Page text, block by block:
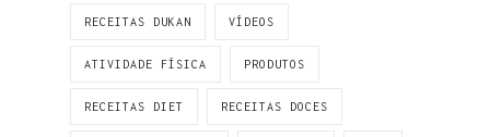
RECEITAS DUKAN VÍDEOS
ATIVIDADE FÍSICA PRODUTOS
RECEITAS DIET RECEITAS DOCES